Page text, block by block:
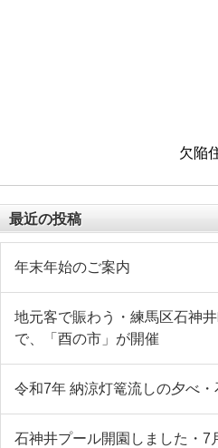
欠陥
最近の投稿
年末年始のご案内
地元客で賑わう・練馬区石神
で、「酉の市」が開催
令和7年 納涼灯篭流しの夕べ
石神井プール開園しました・7